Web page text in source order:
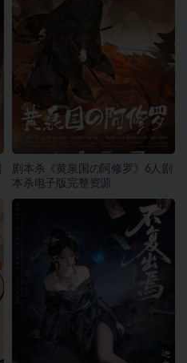
剧本杀《黄泉国の阿修罗》6人剧
本杀电子版完整资源